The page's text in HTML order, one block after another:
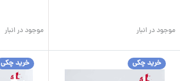
موجود در انبار موجود در انبار
خرید چکی خرید چکی